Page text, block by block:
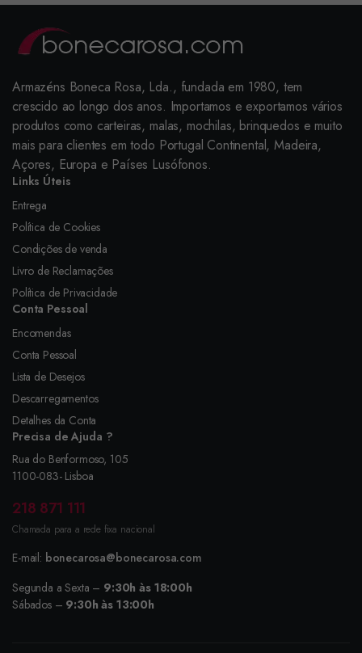
Armazéns Boneca Rosa, Lda., fundada em 1980, tem
crescido ao longo dos anos. Importamos e exportamos vários
produtos como carteiras, malas, mochilas, brinquedos e muito
mais para clientes em todo Portugal Continental, Madeira,
Açores, Europa e Países Lusófonos.
Links Úteis
Entrega
Política de Cookies
Condições de venda
Livro de Reclamações
Política de Privacidade
Conta Pessoal
Encomendas
Conta Pessoal
Lista de Desejos
Descarregamentos
Detalhes da Conta
Precisa de Ajuda ?
Rua do Benformoso, 105
1100-083- Lisboa
218 871 111
Chamada para a rede fixa nacional
E-mail: bonecarosa@bonecarosa.com
Segunda a Sexta – 9:30h às 18:00h
Sábados – 9:30h às 13:00h